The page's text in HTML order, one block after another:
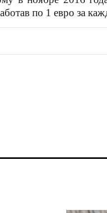
по 1 евро за